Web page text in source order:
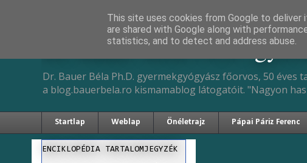
Dr. Bauer Béla Ph.D.
Dr. Bauer Béla Ph.D. gyermekgyógyász főorvos, 50
a blog.bauerbela.ro kismamablog látogatóit. "Nagyon
Startlap Weblap Önéletrajz Pápai Páriz Ferenc
ENCIKLOPÉDIA TARTALOMJEGYZÉK
This site uses cookies from Google to deliver
are shared with Google along with
statistics, and to detect and address abuse.